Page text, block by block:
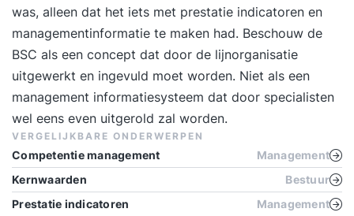
was, alleen dat het iets met prestatie indicatoren en
managementinformatie te maken had. Beschouw de
BSC als een concept dat door de lijnorganisatie
uitgewerkt en ingevuld moet worden. Niet als een
management informatiesysteem dat door specialisten
wel eens even uitgerold zal worden.
VERGELIJKBARE ONDERWERPEN
Competentie management
Management
Kernwaarden
Bestuur
Prestatie indicatoren
Management